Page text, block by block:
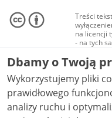
Treści
na licencji
- na tych
Materiały
audio i
Creative
NC-ND
Dbamy o Twoją
Wykorzystujemy pliki
prawidłowego
analizy ruchu i optymalizacji